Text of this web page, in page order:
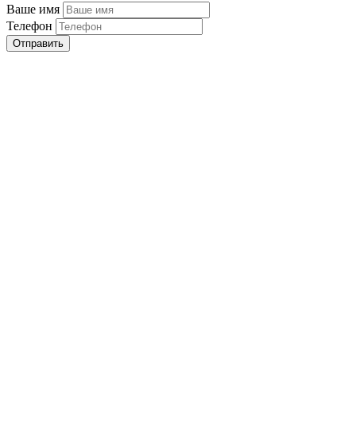
Ваше имя
Телефон
Отправить